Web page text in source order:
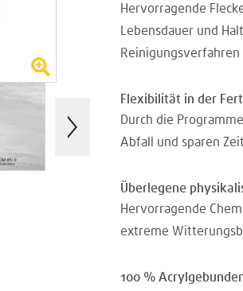
Hervorragende
Lebensdauer und
Flexibilität in der
Durch die
Abfall und sparen
Überlegene
Hervorragende
extreme
100 %